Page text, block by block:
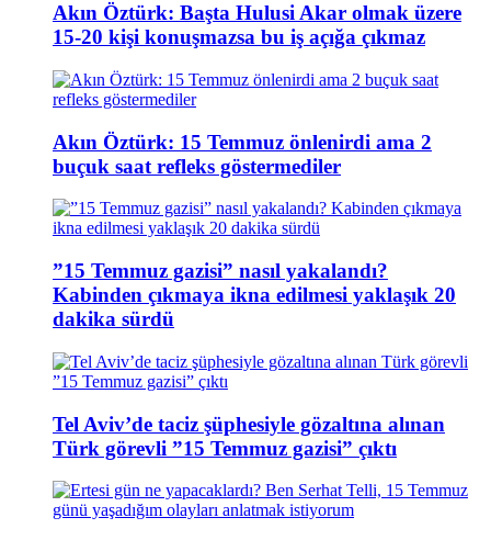
Akın Öztürk: Başta Hulusi Akar olmak üzere
15-20 kişi konuşmazsa bu iş açığa çıkmaz
Akın Öztürk: 15 Temmuz önlenirdi ama 2
buçuk saat refleks göstermediler
”15 Temmuz gazisi” nasıl yakalandı?
Kabinden çıkmaya ikna edilmesi yaklaşık 20
dakika sürdü
Tel Aviv’de taciz şüphesiyle gözaltına alınan
Türk görevli ”15 Temmuz gazisi” çıktı